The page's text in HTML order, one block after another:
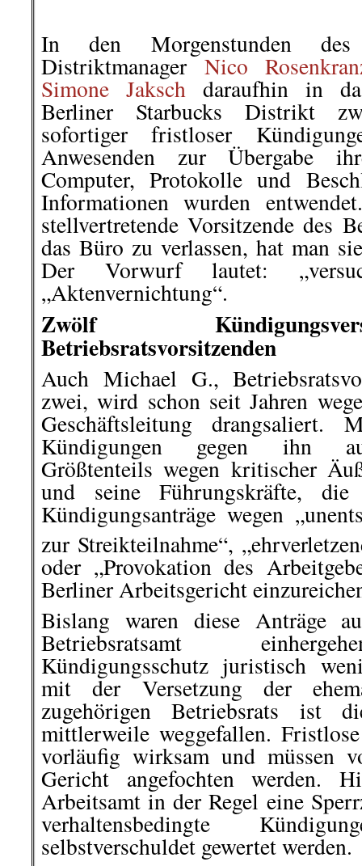
In den Morgenstunden
DistriktmanagerNico
Simone Jaksch daraufhin in
Berliner Starbucks Distrikt
sofortiger fristloser
Anwesenden zur Übergabe
Computer, Protokolle und
Informationen wurden
stellvertretende Vorsitzende des
das Büro zu verlassen, hat man
Der Vorwurf lautet:
„Aktenvernichtung“.
Zwölf
Betriebsratsvorsitzenden
Auch Michael G.,
zwei, wird schon seit Jahren
Geschäftsleitung drangsaliert.
Kündigungen gegen ihn
Größtenteils wegen kritischer
und seine Führungskräfte,
Kündigungsanträge wegen
zur Streikteilnahme“,
oder „Provokation des
Berliner Arbeitsgericht
Bislang waren diese Anträge
Betriebsratsamt
Kündigungsschutz juristisch
mit der Versetzung der
zugehörigen Betriebsrats ist
mittlerweile weggefallen.
vorläufig wirksam und müssen
Gericht angefochten werden.
Arbeitsamt in der Regel eine
verhaltensbedingte
selbstverschuldet gewertet werden.